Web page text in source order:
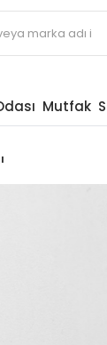
Mutfak